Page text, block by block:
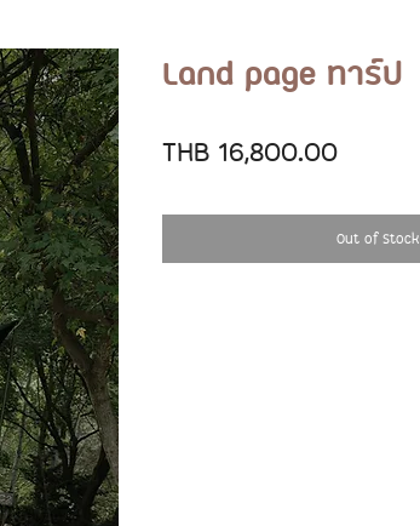
Land page ทาร์ป
THB 16,800.00Price
Out of Stock